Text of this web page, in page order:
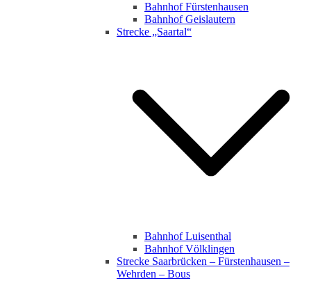
Bahnhof Fürstenhausen
Bahnhof Geislautern
Strecke „Saartal“
Bahnhof Luisenthal
Bahnhof Völklingen
Strecke Saarbrücken – Fürstenhausen –
Wehrden – Bous